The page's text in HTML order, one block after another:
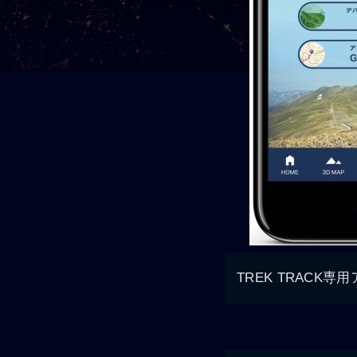
TREK TRACK専用